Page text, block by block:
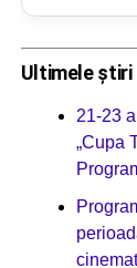
Ultimele știri
21-23
„Cupa